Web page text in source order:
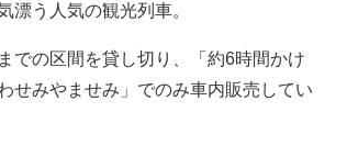
漂う人気の観光列車。
での区間を貸し切り、「約6時間かけ
せみやませみ」でのみ車内販売してい